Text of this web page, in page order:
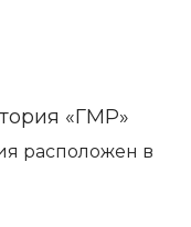
«ГМР»
расположен в